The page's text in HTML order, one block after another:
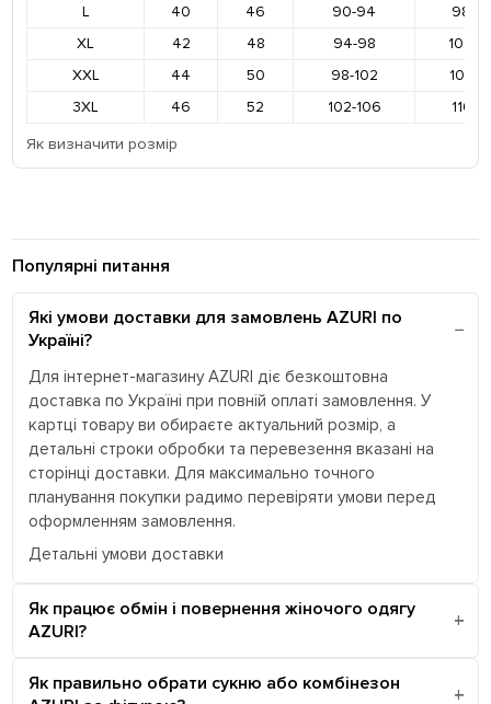
L
40 46 90-94
98-
XL
42 48 94-98
102-
XXL
44 50 98-102
106-
3XL
46 52 102-106
110-
Як визначити розмір
Популярні питання
Які умови доставки для замовлень AZURI по
Україні?
Для інтернет-магазину AZURI діє безкоштовна
доставка по Україні при повній оплаті замовлення. У
картці товару ви обираєте актуальний розмір, а
детальні строки обробки та перевезення вказані на
сторінці доставки. Для максимально точного
планування покупки радимо перевіряти умови перед
оформленням замовлення.
Детальні умови доставки
Як працює обмін і повернення жіночого одягу
AZURI?
Як правильно обрати сукню або комбінезон